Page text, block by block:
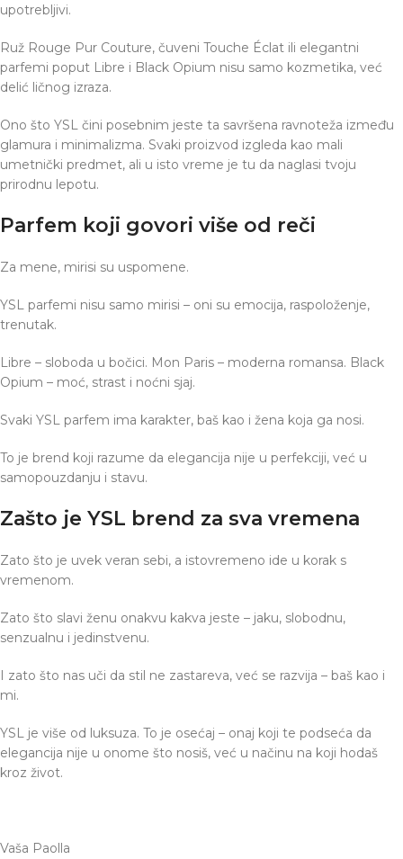
upotrebljivi.
Ruž Rouge Pur Couture, čuveni Touche Éclat ili elegantni
parfemi poput Libre i Black Opium nisu samo kozmetika, već
delić ličnog izraza.
Ono što YSL čini posebnim jeste ta savršena ravnoteža između
glamura i minimalizma. Svaki proizvod izgleda kao mali
umetnički predmet, ali u isto vreme je tu da naglasi tvoju
prirodnu lepotu.
Parfem koji govori više od reči
Za mene, mirisi su uspomene.
YSL parfemi nisu samo mirisi – oni su emocija, raspoloženje,
trenutak.
Libre – sloboda u bočici. Mon Paris – moderna romansa. Black
Opium – moć, strast i noćni sjaj.
Svaki YSL parfem ima karakter, baš kao i žena koja ga nosi.
To je brend koji razume da elegancija nije u perfekciji, već u
samopouzdanju i stavu.
Zašto je YSL brend za sva vremena
Zato što je uvek veran sebi, a istovremeno ide u korak s
vremenom.
Zato što slavi ženu onakvu kakva jeste – jaku, slobodnu,
senzualnu i jedinstvenu.
I zato što nas uči da stil ne zastareva, već se razvija – baš kao i
mi.
YSL je više od luksuza. To je osećaj – onaj koji te podseća da
elegancija nije u onome što nosiš, već u načinu na koji hodaš
kroz život.
Vaša Paolla